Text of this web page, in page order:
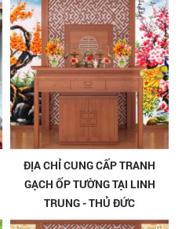
ĐỊA CHỈ CUNG CẤP TRANH
GẠCH ỐP TƯỜNG TẠI LINH
TRUNG - THỦ ĐỨC